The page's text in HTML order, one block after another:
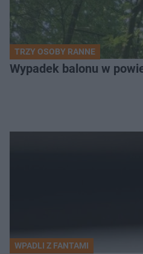
TRZY OSOBY RANNE
Wypadek balonu w
WPADLI Z FANTAMI